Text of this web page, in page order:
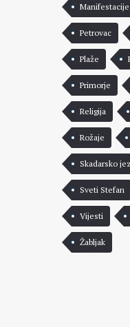
Manifestacije
Petrovac
Plaže
Primorje
Religija
Rožaje
Skadarsko
Sveti Stefan
Vijesti
Žabljak